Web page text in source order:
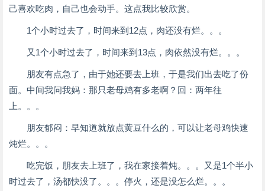
己喜欢吃肉，自己也会动手。这点我比较欣赏。
1个小时过去了，时间来到12点，肉还没有烂。。。
又1个小时过去了，时间来到13点，肉依然没有烂。。。
朋友有点急了，由于她还要去上班，于是我们出去吃了份
面。中间我问我妈：那只老母鸡有多老啊？回：两年往
上。。。
朋友郁闷：早知道就放点黄豆什么的，可以让老母鸡快速
炖烂。。。
吃完饭，朋友去上班了，我在家接着炖。。。又是1个半小
时过去了，汤都快没了。。。停火，还是没怎么烂。。。